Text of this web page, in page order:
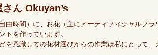
ん Okuyan’s
由時間）に、お花（主にアーティフィシャルフ
トを作っています。
を意識しての花材選びからの作業は私にとって、